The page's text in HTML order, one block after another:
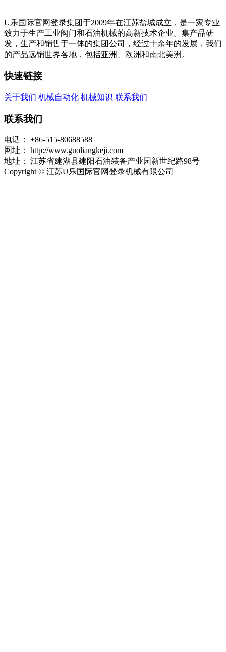
U乐国际官网登录集团于2009年在江苏盐城成立，是一家专业
致力于生产工业阀门和石油机械的高新技术企业。集产品研
发，生产和销售于一体的集团公司，经过十余年的发展，我们
的产品远销世界各地，包括亚洲、欧洲和南北美洲。
快速链接
关于我们 机械自动化 机械知识 联系我们
联系我们
电话：
+86-515-80688588
网址：
http://www.guoliangkeji.com
地址：
江苏省建湖县建阳石油装备产业园新世纪路98号
Copyright © 江苏U乐国际官网登录机械有限公司